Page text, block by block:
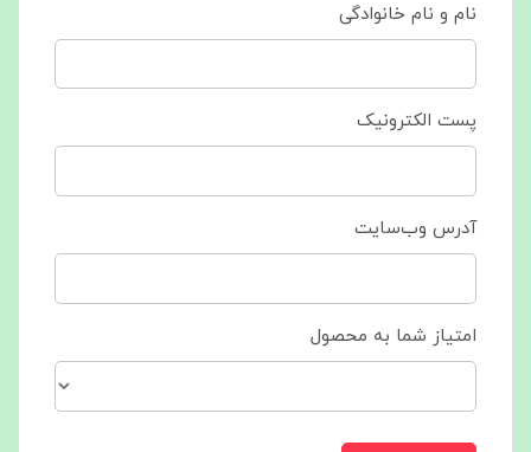
نام و نام خانوادگی
پست الکترونیک
آدرس وب‌سایت
امتیاز شما به محصول